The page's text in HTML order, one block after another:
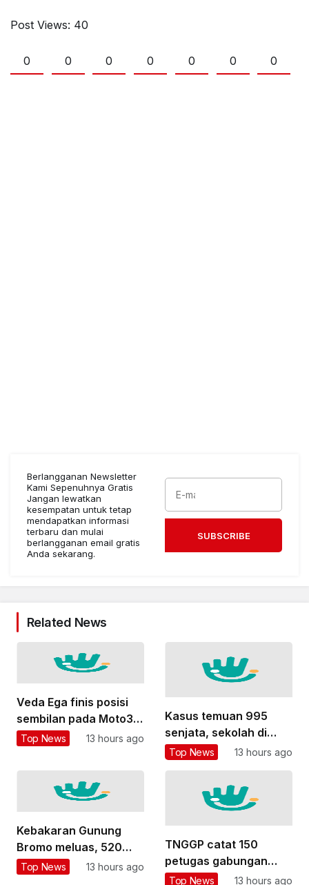
Post Views: 40
0 0 0 0 0 0 0
Berlangganan Newsletter
Kami Sepenuhnya Gratis
Jangan lewatkan
kesempatan untuk tetap
mendapatkan informasi
terbaru dan mulai
berlangganan email gratis
Anda sekarang.
SUBSCRIBE
Related News
Veda Ega finis posisi
sembilan pada Moto3
Inggris 2026
Top News 13 hours ago
Kasus temuan 995
senjata, sekolah di
Jaksel terapkan PJJ
Top News 13 hours ago
Kebakaran Gunung
Bromo meluas, 520
Hektare lahan terbakar
Top News 13 hours ago
TNGGP catat 150
petugas gabungan
masih berupaya
Top News 13 hours ago